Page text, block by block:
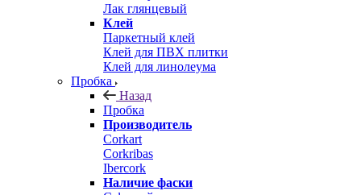
Лак глянцевый
Клей
Паркетный клей
Клей для ПВХ плитки
Клей для линолеума
Пробка
Назад
Пробка
Производитель
Corkart
Corkribas
Ibercork
Наличие фаски